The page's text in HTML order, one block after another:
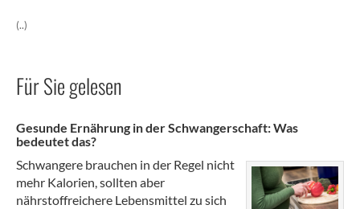
(..)
Für Sie gelesen
Gesunde Ernährung in der Schwangerschaft: Was
bedeutet das?
Schwangere brauchen in der Regel nicht
mehr Kalorien, sollten aber
nährstoffreichere Lebensmittel zu sich